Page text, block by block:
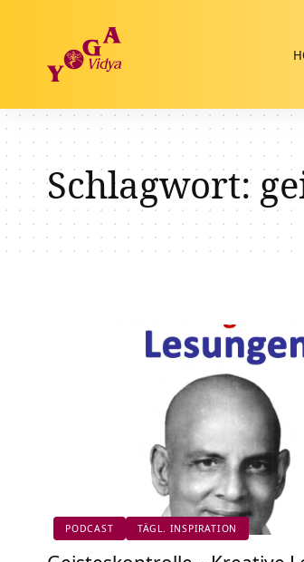
Schlagwort:
PODCAST TÄGL. INSPIRATION